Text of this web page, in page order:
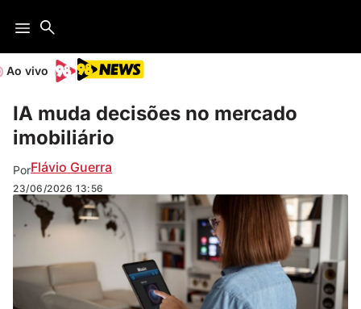
Ao vivo
IA muda decisões no mercado
imobiliário
PorFlávio Guerra
23/06/2026 13:56